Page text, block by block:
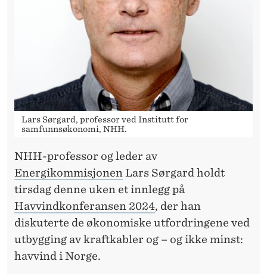
Lars Sørgard, professor ved Institutt for
samfunnsøkonomi, NHH.
NHH-professor og leder av
EnergikommisjonenLars Sørgard holdt
tirsdag denne uken et innlegg på
Havvindkonferansen 2024, der han
diskuterte de økonomiske utfordringene ved
utbygging av kraftkabler og – og ikke minst:
havvind i Norge.